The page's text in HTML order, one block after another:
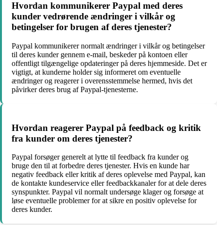
Hvordan kommunikerer Paypal med deres
kunder vedrørende ændringer i vilkår og
betingelser for brugen af deres tjenester?
Paypal kommunikerer normalt ændringer i vilkår og betingelser
til deres kunder gennem e-mail, beskeder på kontoen eller
offentligt tilgængelige opdateringer på deres hjemmeside. Det er
vigtigt, at kunderne holder sig informeret om eventuelle
ændringer og reagerer i overensstemmelse hermed, hvis det
påvirker deres brug af Paypal-tjenesterne.
Hvordan reagerer Paypal på feedback og kritik
fra kunder om deres tjenester?
Paypal forsøger generelt at lytte til feedback fra kunder og
bruge den til at forbedre deres tjenester. Hvis en kunde har
negativ feedback eller kritik af deres oplevelse med Paypal, kan
de kontakte kundeservice eller feedbackkanaler for at dele deres
synspunkter. Paypal vil normalt undersøge klager og forsøge at
løse eventuelle problemer for at sikre en positiv oplevelse for
deres kunder.